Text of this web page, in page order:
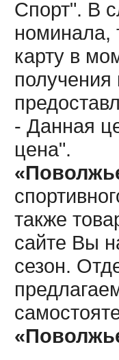
Спорт". В
номинала,
карту в
получения
- Данная
цена".
также
сайте Вы
сезон.